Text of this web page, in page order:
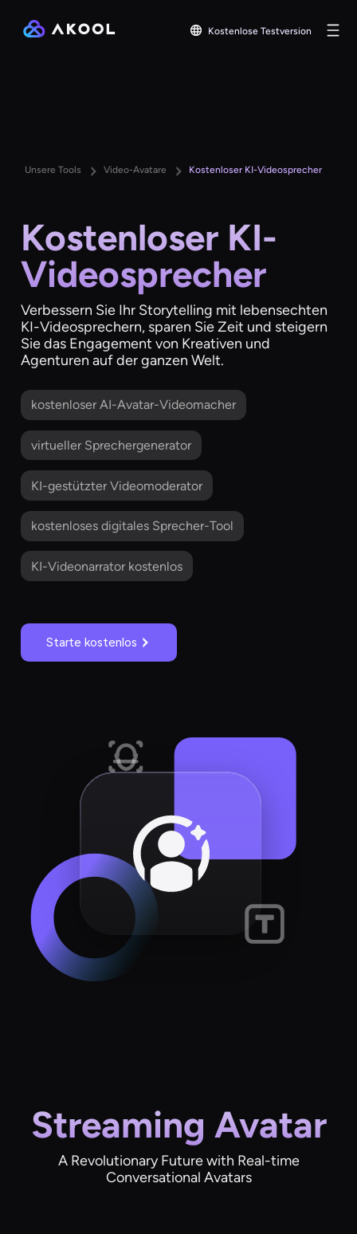
Kostenlose Testversion
Unsere Tools Video-Avatare Kostenloser KI-Videosprecher
Kostenloser KI-
Videosprecher
Verbessern Sie Ihr Storytelling mit lebensechten
KI-Videosprechern, sparen Sie Zeit und steigern
Sie das Engagement von Kreativen und
Agenturen auf der ganzen Welt.
kostenloser AI-Avatar-Videomacher
virtueller Sprechergenerator
KI-gestützter Videomoderator
kostenloses digitales Sprecher-Tool
KI-Videonarrator kostenlos
Starte kostenlos
Streaming Avatar
A Revolutionary Future with Real-time
Conversational Avatars